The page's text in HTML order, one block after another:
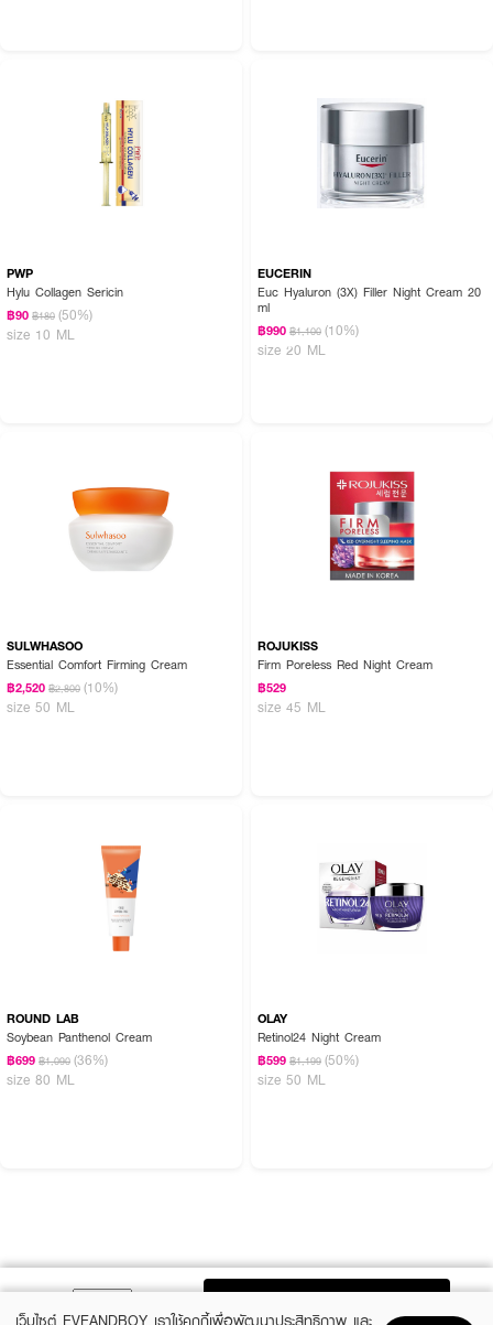
PWP
Hylu Collagen Sericin
฿90 ฿180 (50%)
size 10 ML
EUCERIN
Euc Hyaluron (3X) Filler Night Cream 20
ml
฿990 ฿1,100 (10%)
size 20 ML
SULWHASOO
Essential Comfort Firming Cream
฿2,520 ฿2,800 (10%)
size 50 ML
ROJUKISS
Firm Poreless Red Night Cream
฿529
size 45 ML
ROUND LAB
Soybean Panthenol Cream
฿699 ฿1,090 (36%)
size 80 ML
OLAY
Retinol24 Night Cream
฿599 ฿1,199 (50%)
size 50 ML
เว็บไซต์ EVEANDBOY เราใช้คุกกี้เพื่อพัฒนาประสิทธิภาพ และ